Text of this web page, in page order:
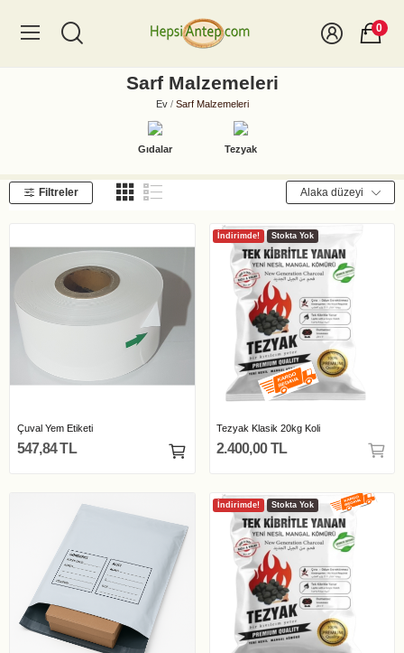
0
Sarf Malzemeleri
Ev Sarf Malzemeleri
Gıdalar Tezyak
Filtreler Alaka düzeyi
Çuval Yem Etiketi
547,84 TL
İndirimde! Stokta Yok
Tezyak Klasik 20kg Koli
2.400,00 TL
İndirimde! Stokta Yok